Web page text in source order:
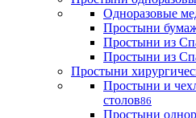
Одноразовые
Простыни
Простыни из
Простыни из
Простыни
Простыни и
столов86
Простыни